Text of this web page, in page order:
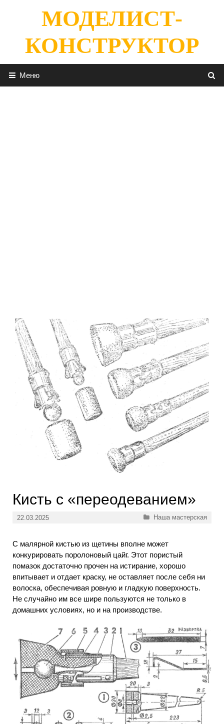
содержимомуМОДЕЛИСТ-
КОНСТРУКТОР
Меню
Кисть с «переодеванием»
22.03.2025 Рубрики
Наша мастерская
С малярной кистью из щетины вполне может
конкурировать поролоновый цайг. Этот пористый
помазок достаточно прочен на истирание, хорошо
впитывает и отдает краску, не оставляет после себя ни
волоска, обеспечивая ровную и гладкую поверхность.
Не случайно им все шире пользуются не только в
домашних условиях, но и на производстве.